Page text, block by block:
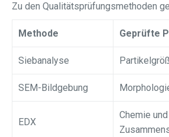
Zu den Qualitätsprüfungsmethoden
Methode Geprüfte
Siebanalyse
SEM-Bildgebung
EDX
Chemie und